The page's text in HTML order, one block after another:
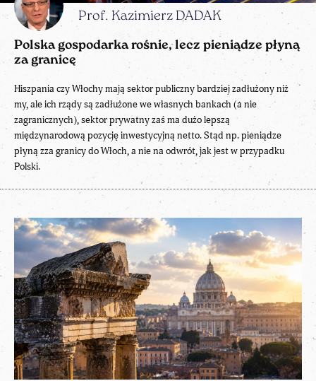
Prof. Kazimierz DADAK
Polska gospodarka rośnie, lecz pieniądze płyną
za granicę
Hiszpania czy Włochy mają sektor publiczny bardziej zadłużony niż
my, ale ich rządy są zadłużone we własnych bankach (a nie
zagranicznych), sektor prywatny zaś ma dużo lepszą
międzynarodową pozycję inwestycyjną netto. Stąd np. pieniądze
płyną zza granicy do Włoch, a nie na odwrót, jak jest w przypadku
Polski.